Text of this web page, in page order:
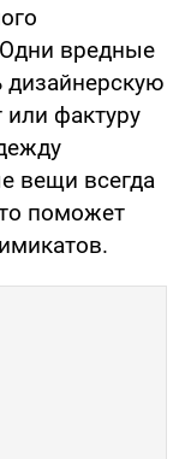
вредные
дизайнерскую
фактуру
вещи всегда
поможет